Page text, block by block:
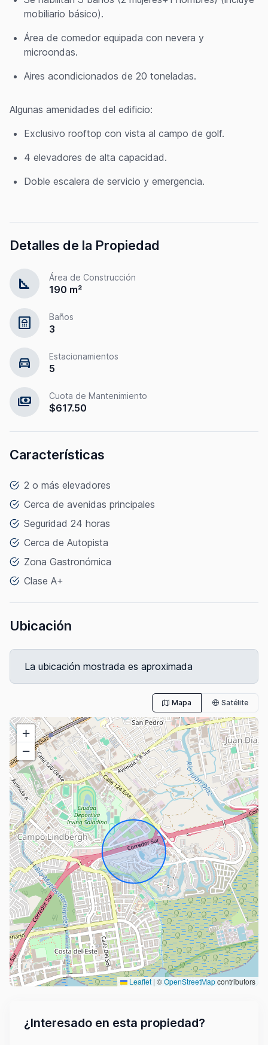
mobiliario básico).
Área de comedor equipada con nevera y
microondas.
Aires acondicionados de 20 toneladas.
Algunas amenidades del edificio:
Exclusivo rooftop con vista al campo de golf.
4 elevadores de alta capacidad.
Doble escalera de servicio y emergencia.
Detalles de la Propiedad
square_foot Área de Construcción
190 m²
bathroom Baños
3
directions_car Estacionamientos
5
payments Cuota de Mantenimiento
$617.50
Características
2 o más elevadores
Cerca de avenidas principales
Seguridad 24 horas
Cerca de Autopista
Zona Gastronómica
Clase A+
Ubicación
La ubicación mostrada es aproximada
Mapa Satélite
+
−
Leaflet | ©OpenStreetMapcontributors
¿Interesado en esta propiedad?